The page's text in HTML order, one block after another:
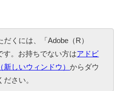
くには、「Adobe（R）
す。お持ちでない方はアドビ
新しいウィンドウ）からダウ
さい。